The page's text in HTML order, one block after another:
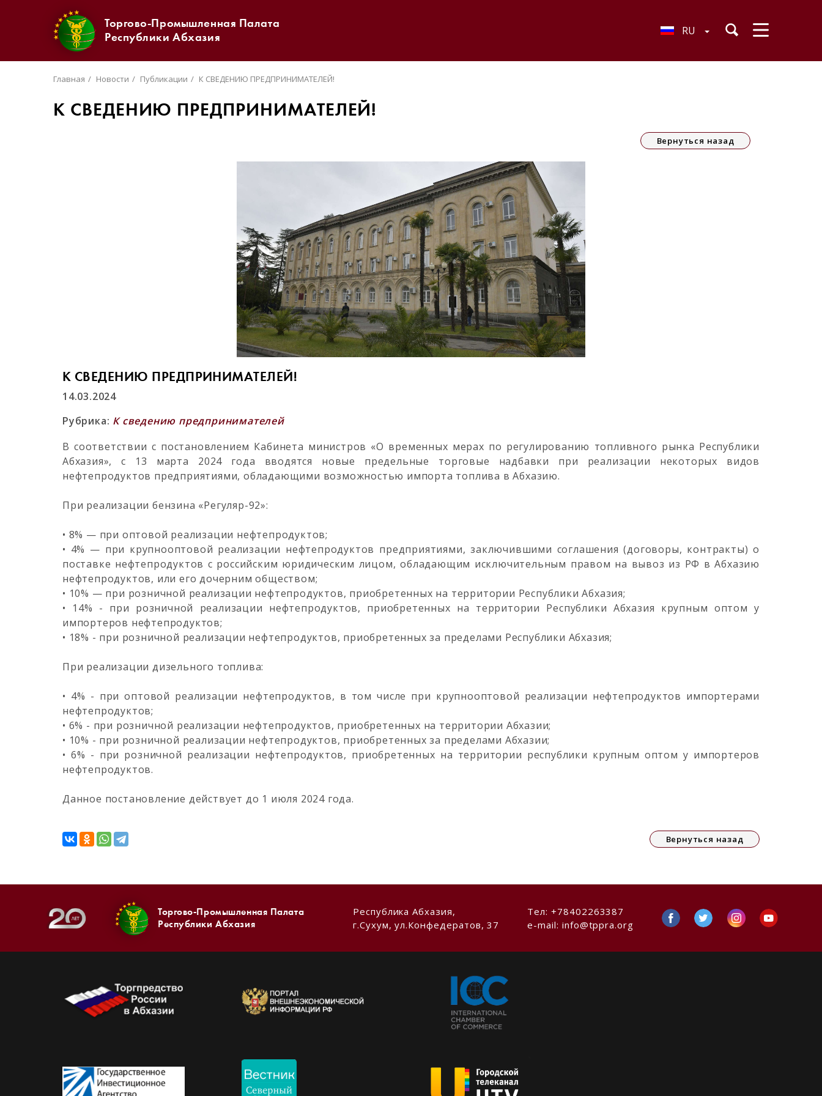
Торгово-Промышленная Палата
Республики Абхазия
RU
Главная Новости Публикации К СВЕДЕНИЮ ПРЕДПРИНИМАТЕЛЕЙ!
К СВЕДЕНИЮ ПРЕДПРИНИМАТЕЛЕЙ!
Вернуться назад
К СВЕДЕНИЮ ПРЕДПРИНИМАТЕЛЕЙ!
14.03.2024
Рубрика: К сведению предпринимателей
В соответствии с постановлением Кабинета министров «О временных мерах по регулированию топливного рынка Республики
Абхазия», с 13 марта 2024 года вводятся новые предельные торговые надбавки при реализации некоторых видов
нефтепродуктов предприятиями, обладающими возможностью импорта топлива в Абхазию.
При реализации бензина «Регуляр-92»:
• 8% — при оптовой реализации нефтепродуктов;
• 4% — при крупнооптовой реализации нефтепродуктов предприятиями, заключившими соглашения (договоры, контракты) о
поставке нефтепродуктов с российским юридическим лицом, обладающим исключительным правом на вывоз из РФ в Абхазию
нефтепродуктов, или его дочерним обществом;
• 10% — при розничной реализации нефтепродуктов, приобретенных на территории Республики Абхазия;
• 14% - при розничной реализации нефтепродуктов, приобретенных на территории Республики Абхазия крупным оптом у
импортеров нефтепродуктов;
• 18% - при розничной реализации нефтепродуктов, приобретенных за пределами Республики Абхазия;
При реализации дизельного топлива:
• 4% - при оптовой реализации нефтепродуктов, в том числе при крупнооптовой реализации нефтепродуктов импортерами
нефтепродуктов;
• 6% - при розничной реализации нефтепродуктов, приобретенных на территории Абхазии;
• 10% - при розничной реализации нефтепродуктов, приобретенных за пределами Абхазии;
• 6% - при розничной реализации нефтепродуктов, приобретенных на территории республики крупным оптом у импортеров
нефтепродуктов.
Данное постановление действует до 1 июля 2024 года.
Вернуться назад
Торгово-Промышленная Палата
Республики Абхазия
Республика Абхазия,
г.Сухум, ул.Конфедератов, 37
Тел: +78402263387
e-mail: info@tppra.org